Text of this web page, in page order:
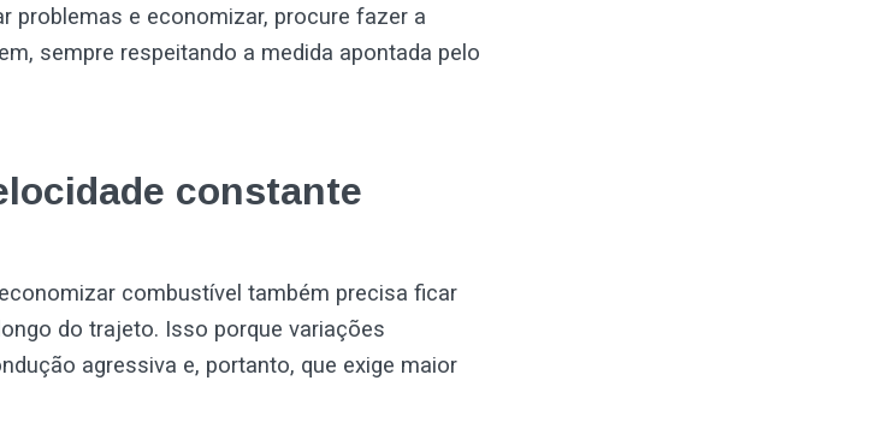
problemas e economizar, procure fazer a
sempre respeitando a medida apontada pelo
constante
combustível também precisa ficar
do trajeto. Isso porque variações
agressiva e, portanto, que exige maior